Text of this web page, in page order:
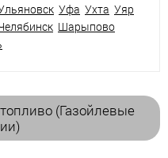
Уфа Ухта Уяр
Шарыпово
(Газойлевые